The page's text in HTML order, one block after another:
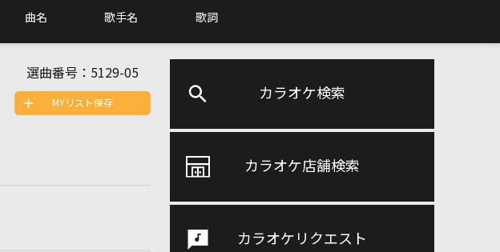
曲名 歌手名 歌詞
カラオケ検索
カラオケ店舗検索
カラオケリクエスト
選曲番号： 5129-05
MYリスト保存